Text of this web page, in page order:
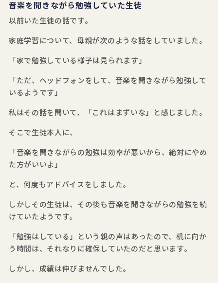
音楽を聞きながら勉強していた生徒
以前いた生徒の話です。
家庭学習について、母親が次のような話をしていました。
「家で勉強している様子は見られます」
「ただ、ヘッドフォンをして、音楽を聞きながら勉強して
いるようです」
私はその話を聞いて、「これはまずいな」と感じました。
そこで生徒本人に、
「音楽を聞きながらの勉強は効率が悪いから、絶対にやめ
た方がいいよ」
と、何度もアドバイスをしました。
しかしその生徒は、その後も音楽を聞きながらの勉強を続
けていたようです。
「勉強はしている」という親の声はあったので、机に向か
う時間は、それなりに確保していたのだと思います。
しかし、成績は伸びませんでした。